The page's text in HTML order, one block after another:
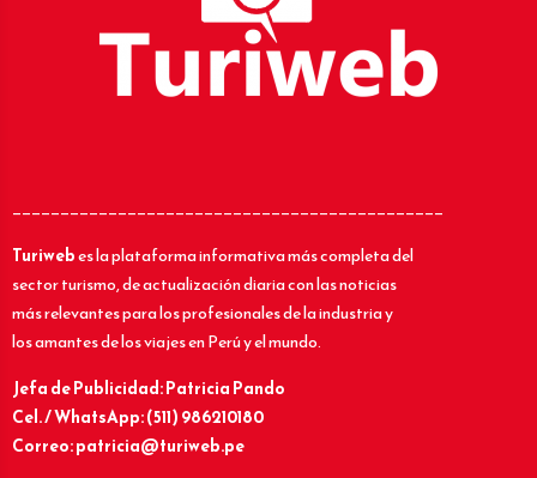
_____________________________________________
Turiwebes la plataforma informativa más completa del
sector turismo, de actualización diaria con las noticias
más relevantes para los profesionales de la industria y
los amantes de los viajes en Perú y el mundo.
Jefa de Publicidad: Patricia Pando
Cel. / WhatsApp: (511) 986210180
Correo: patricia@turiweb.pe